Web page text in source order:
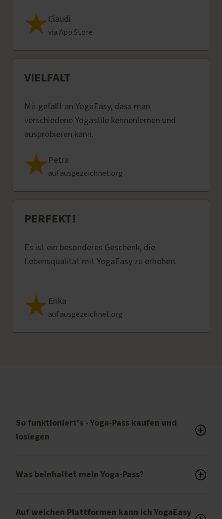
Claudi
via App Store
VIELFALT
Mir gefällt an YogaEasy, dass man
verschiedene Yogastile kennenlernen und
ausprobieren kann.
Petra
auf ausgezeichnet.org
PERFEKT!
Es ist ein besonderes Geschenk, die
Lebensqualität mit YogaEasy zu erhöhen.
Erika
auf ausgezeichnet.org
So funktioniert's - Yoga-Pass kaufen und
loslegen
Was beinhaltet mein Yoga-Pass?
Auf welchen Plattformen kann ich YogaEasy